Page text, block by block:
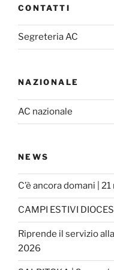
b
o
k
a
r
a
CONTATTI
Segreteria AC
NAZIONALE
AC nazionale
NEWS
C’è ancora domani |
CAMPI ESTIVI
Riprende il servizio
2026